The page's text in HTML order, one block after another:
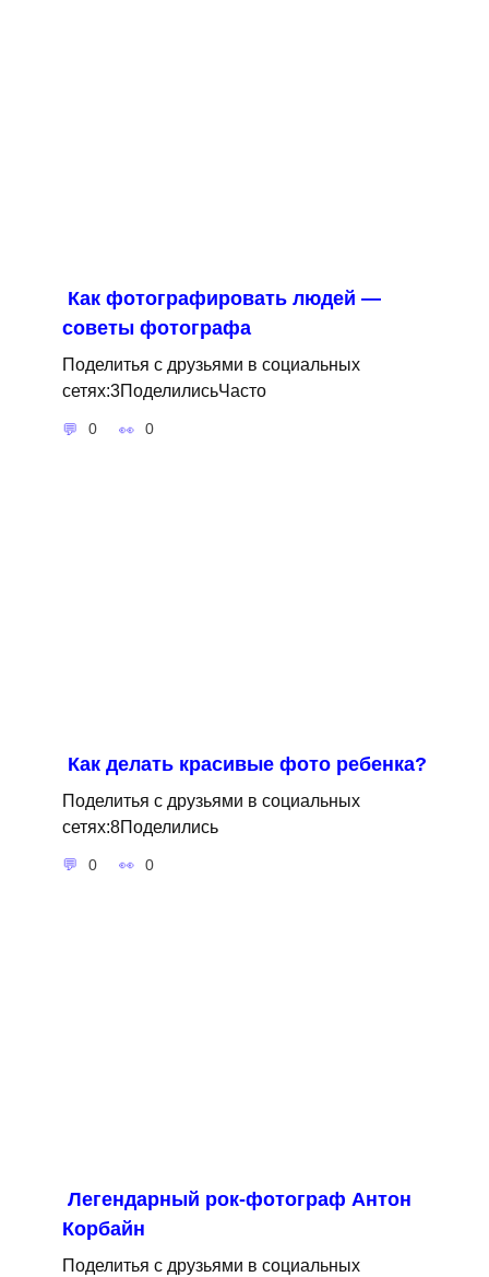
Как фотографировать людей —
советы фотографа
Поделитья с друзьями в социальных
сетях:3ПоделилисьЧасто
0 0
Как делать красивые фото ребенка?
Поделитья с друзьями в социальных
сетях:8Поделились
0 0
Легендарный рок-фотограф Антон
Корбайн
Поделитья с друзьями в социальных